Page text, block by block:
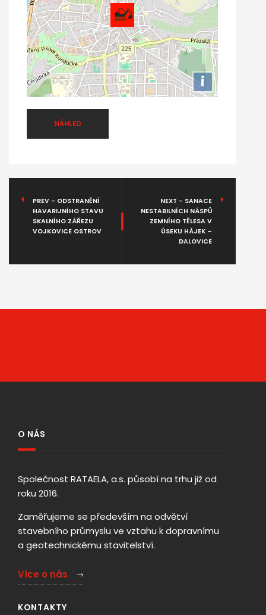
i
NÁHLED
PREV - ODSTRANĚNÍ
HAVARIJNÍHO STAVU
SKALNÍHO ZÁŘEZU
VOJKOVICE OSTROV
NEXT - SANACE
NESTABILNÍCH NÁSPŮ
ZEMNÍHO TĚLESA V
ÚSEKU HÁJEK –
DALOVICE
O NÁS
Společnost RATAELA, a.s. působí na trhu již od
roku 2016.
Zaměřujeme se především na odvětví
stavebního průmyslu ve vztahu k dopravnímu
a geotechnickému stavitelství.
Více o nás
KONTAKTY